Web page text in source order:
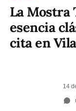
La Mostra
esencia
cita en
14